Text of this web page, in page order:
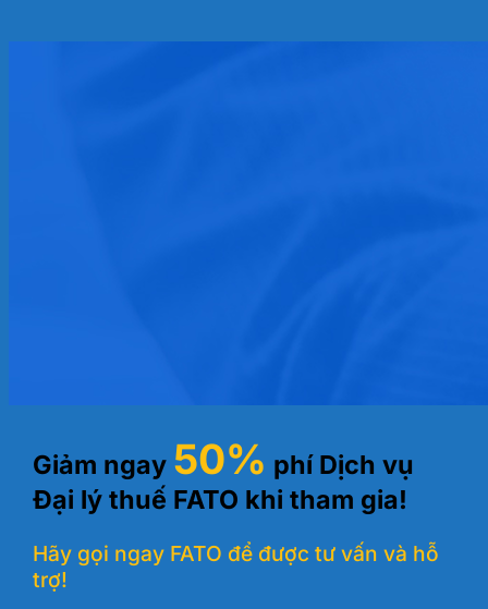
Giảm ngay 50% phí Dịch vụ
Đại lý thuế FATO khi tham gia!
Hãy gọi ngay FATO để được tư vấn và hỗ
trợ!